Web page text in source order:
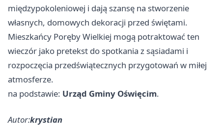
międzypokoleniowej i dają szansę na stworzenie
własnych, domowych dekoracji przed świętami.
Mieszkańcy Poręby Wielkiej mogą potraktować ten
wieczór jako pretekst do spotkania z sąsiadami i
rozpoczęcia przedświątecznych przygotowań w miłej
atmosferze.
na podstawie: Urząd Gminy Oświęcim.
Autor:krystian